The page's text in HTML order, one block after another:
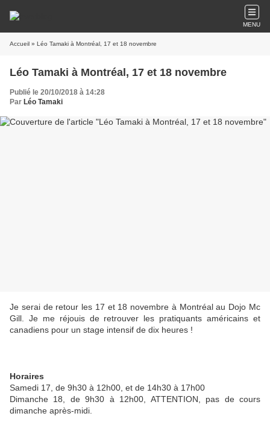
MENU
Accueil » Léo Tamaki à Montréal, 17 et 18 novembre
Léo Tamaki à Montréal, 17 et 18 novembre
Publié le 20/10/2018 à 14:28
Par Léo Tamaki
Je serai de retour les 17 et 18 novembre à Montréal au Dojo Mc
Gill. Je me réjouis de retrouver les pratiquants américains et
canadiens pour un stage intensif de dix heures !
Horaires
Samedi 17, de 9h30 à 12h00, et de 14h30 à 17h00
Dimanche 18, de 9h30 à 12h00, ATTENTION, pas de cours
dimanche après-midi.